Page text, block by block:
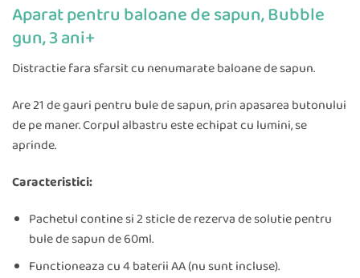
Aparat pentru baloane de sapun, Bubble
gun, 3 ani+
Distractie fara sfarsit cu nenumarate baloane de sapun.
Are 21 de gauri pentru bule de sapun, prin apasarea butonului
de pe maner. Corpul albastru este echipat cu lumini, se
aprinde.
Caracteristici:
Pachetul contine si 2 sticle de rezerva de solutie pentru
bule de sapun de 60ml.
Functioneaza cu 4 baterii AA (nu sunt incluse).